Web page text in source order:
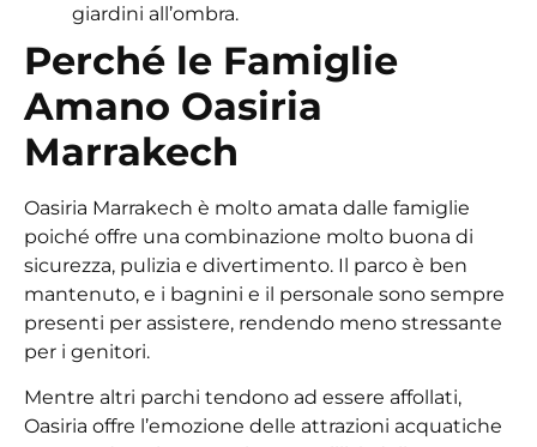
giardini all’ombra.
Perché le Famiglie
Amano Oasiria
Marrakech
Oasiria Marrakech è molto amata dalle famiglie
poiché offre una combinazione molto buona di
sicurezza, pulizia e divertimento. Il parco è ben
mantenuto, e i bagnini e il personale sono sempre
presenti per assistere, rendendo meno stressante
per i genitori.
Mentre altri parchi tendono ad essere affollati,
Oasiria offre l’emozione delle attrazioni acquatiche